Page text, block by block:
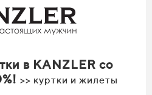
в KANZLER со
>> куртки и жилеты